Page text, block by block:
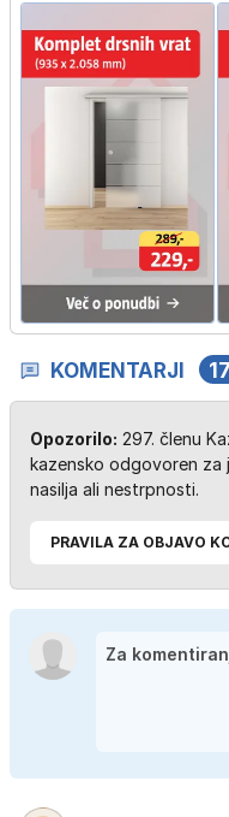
KOMENTARJI
Opozorilo: 297. členu
kazensko odgovoren za
nasilja ali nestrpnosti.
PRAVILA ZA OBJAVO